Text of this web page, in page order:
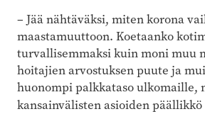
– Jää nähtäväksi, miten korona
maastamuuttoon. Koetaanko
turvallisemmaksi kuin moni muu
hoitajien arvostuksen puute ja
huonompi palkkataso ulkomaille,
kansainvälisten asioiden päällikkö